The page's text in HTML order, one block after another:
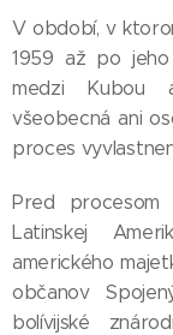
V období, v
1959 až po
medzi Kubou
všeobecná ani
proces
Pred procesom
Latinskej
amerického
občanov
bolívijské